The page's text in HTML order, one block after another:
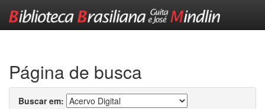
Página de busca
Buscar em: